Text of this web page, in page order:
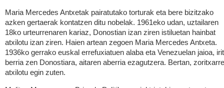
Maria Mercedes Antxetak pairatutako torturak eta bere bizitzako
azken gertaerak kontatzen ditu nobelak. 1961eko udan, uztailaren
18ko urteurrenaren kariaz, Donostian izan ziren istiluetan hainbat
atxilotu izan ziren. Haien artean zegoen Maria Mercedes Antxeta.
1936ko gerrako euskal errefuxiatuen alaba eta Venezuelan jaioa,
berria zen Donostiara, aitaren aberria ezagutzera. Bertan,
atxilotu egin zuten.